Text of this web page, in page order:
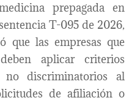
prepagada en
T-095 de 2026,
que las empresas que
aplicar criterios
no discriminatorios al
de afiliación o